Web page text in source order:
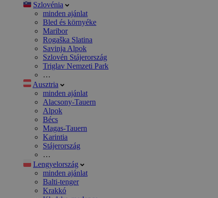
Szlovénia
minden ajánlat
Bled és környéke
Maribor
Rogaška Slatina
Savinja Alpok
Szlovén Stájerország
Triglav Nemzeti Park
…
Ausztria
minden ajánlat
Alacsony-Tauern
Alpok
Bécs
Magas-Tauern
Karintia
Stájerország
…
Lengyelország
minden ajánlat
Balti-tenger
Krakkó